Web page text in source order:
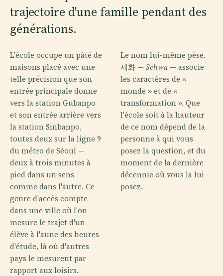
trajectoire d'une famille pendant des
générations.
L'école occupe un pâté de
maisons placé avec une
telle précision que son
entrée principale donne
vers la station Gubanpo
et son entrée arrière vers
la station Sinbanpo,
toutes deux sur la ligne 9
du métro de Séoul —
deux à trois minutes à
pied dans un sens
comme dans l'autre. Ce
genre d'accès compte
dans une ville où l'on
mesure le trajet d'un
élève à l'aune des heures
d'étude, là où d'autres
pays le mesurent par
rapport aux loisirs.
Le nom lui-même pèse.
세화 — Sehwa — associe
les caractères de «
monde » et de «
transformation ». Que
l'école soit à la hauteur
de ce nom dépend de la
personne à qui vous
posez la question, et du
moment de la dernière
décennie où vous la lui
posez.